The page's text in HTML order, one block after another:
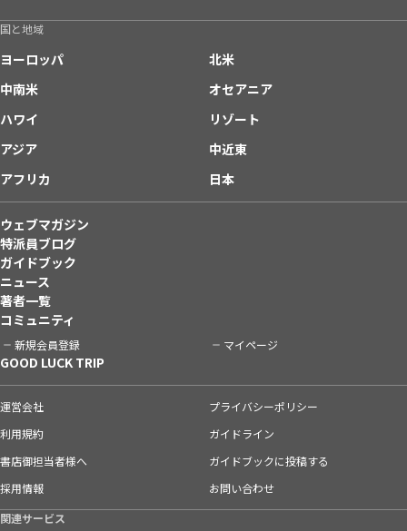
国と地域
ヨーロッパ
北米
中南米
オセアニア
ハワイ
リゾート
アジア
中近東
アフリカ
日本
ウェブマガジン
特派員ブログ
ガイドブック
ニュース
著者一覧
コミュニティ
新規会員登録 マイページ
GOOD LUCK TRIP
運営会社
プライバシーポリシー
利用規約
ガイドライン
書店御担当者様へ
ガイドブックに投稿する
採用情報
お問い合わせ
関連サービス